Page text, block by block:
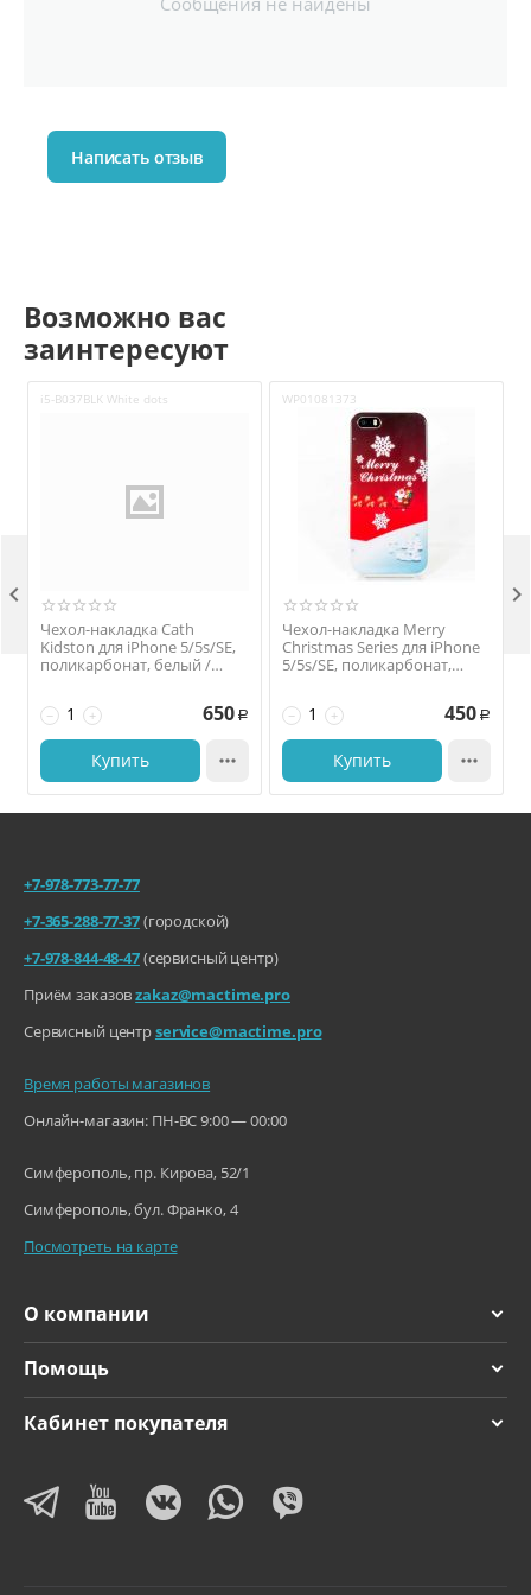
Написать отзыв
Возможно вас
заинтересуют
i5-B037BLK White dots
Чехол-накладка Cath
Kidston для iPhone 5/5s/SE,
поликарбонат, белый /
+
− 650 Р
Купить 
WP01081373
Чехол-накладка Merry
Christmas Series для iPhone
5/5s/SE, поликарбонат,
+
− 450 Р
Купить 
 
О компании
Помощь
Кабинет покупателя
+7-978-773-77-77
+7-365-288-77-37(городской)
+7-978-844-48-47(сервисный центр)
Приём заказовzakaz@mactime.pro
Сервисный центрservice@mactime.pro
Время работы магазинов
Онлайн-магазин: ПН-ВС 9:00 — 00:00
Симферополь, пр. Кирова, 52/1
Симферополь, бул. Франко, 4
Посмотреть на карте